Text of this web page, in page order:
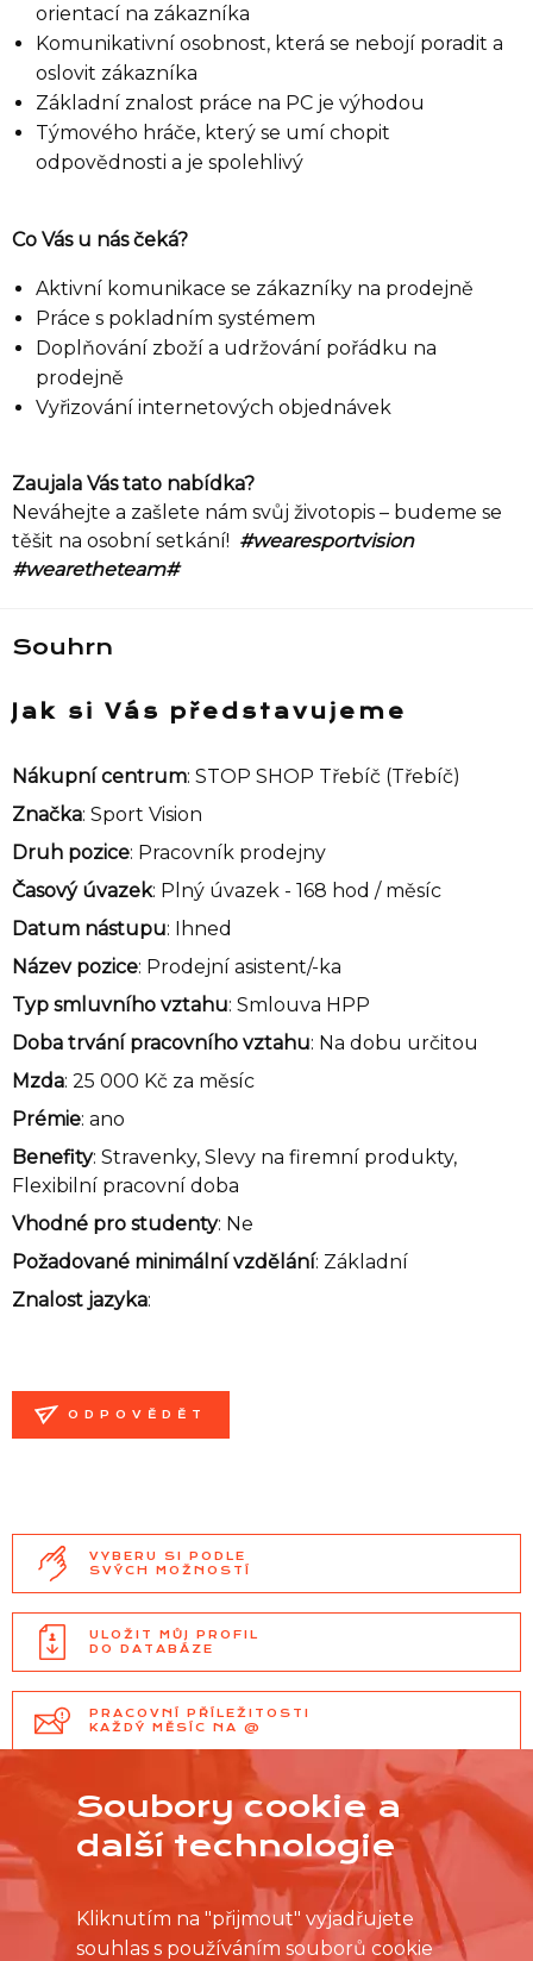
Seznam NC
Informace
orientací na zákazníka
Komunikativní osobnost, která se nebojí poradit a
oslovit zákazníka
Základní znalost práce na PC je výhodou
Týmového hráče, který se umí chopit
odpovědnosti a je spolehlivý
Co Vás u nás čeká?
Aktivní komunikace se zákazníky na prodejně
Práce s pokladním systémem
Doplňování zboží a udržování pořádku na
prodejně
Vyřizování internetových objednávek
Zaujala Vás tato nabídka?
Neváhejte a zašlete nám svůj životopis – budeme se
těšit na osobní setkání! #wearesportvision
#wearetheteam#
Souhrn
Jak si Vás představujeme
Nákupní centrum: STOP SHOP Třebíč (Třebíč)
Značka: Sport Vision
Druh pozice: Pracovník prodejny
Časový úvazek: Plný úvazek - 168 hod / měsíc
Datum nástupu: Ihned
Název pozice: Prodejní asistent/-ka
Typ smluvního vztahu: Smlouva HPP
Doba trvání pracovního vztahu: Na dobu určitou
Mzda: 25 000 Kč za měsíc
Prémie: ano
Benefity: Stravenky, Slevy na firemní produkty,
Flexibilní pracovní doba
Vhodné pro studenty: Ne
Požadované minimální vzdělání: Základní
Znalost jazyka:
ODPOVĚDĚT
VYBERU SI PODLE
SVÝCH MOŽNOSTÍ
ULOŽIT MŮJ PROFIL
DO DATABÁZE
PRACOVNÍ PŘÍLEŽITOSTI
KAŽDÝ MĚSÍC NA @
Soubory cookie a
další technologie
Kliknutím na "přijmout" vyjadřujete
souhlas s používáním souborů cookie